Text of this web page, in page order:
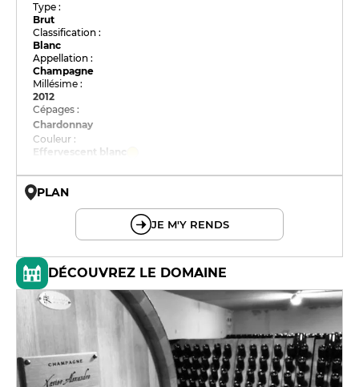
Type :
Brut
Classification :
Blanc
Appellation :
Champagne
Millésime :
2012
Cépages :
Chardonnay
Couleur :
Effervescent blanc
PLAN
JE M'Y RENDS
DÉCOUVREZ LE DOMAINE